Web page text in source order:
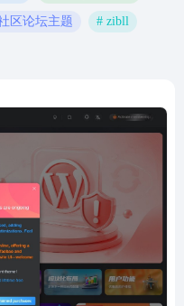
区论坛主题 # zibll